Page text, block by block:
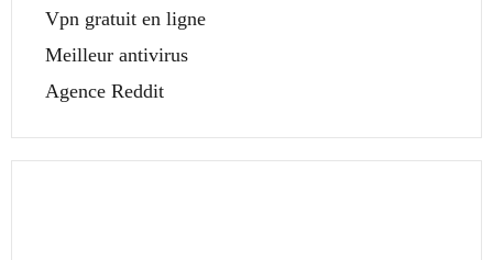
Vpn gratuit en ligne
Meilleur antivirus
Agence Reddit